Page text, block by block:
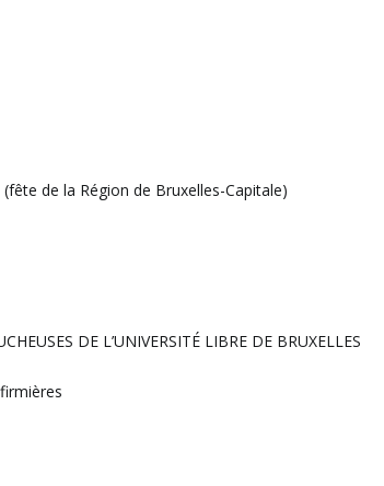
de la Région de Bruxelles-Capitale)
DE L’UNIVERSITÉ LIBRE DE BRUXELLES